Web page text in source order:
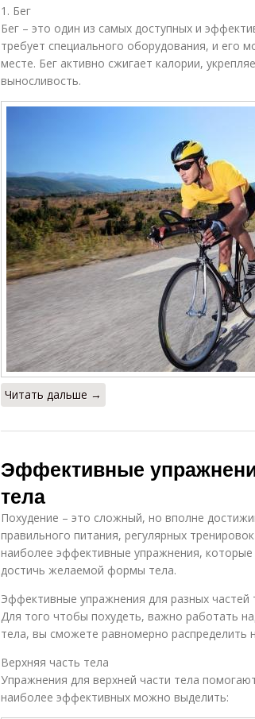
Четвертое
Силовые
упражнения
Упражнения для
Рекомендации
Упражнения
против галифе
Похудения в
бедрах
Упражнения для
молодых
Упражнения на
зарядке
Нагрузки при
упражнениях
Специальные
упражнения
1. Бег
Бег – это один из самых доступных и
требует специального оборудования, и
месте. Бег активно сжигает калории,
выносливость.
Читать дальше →
Эффективные
тела
Похудение – это сложный, но вполне
правильного питания, регулярных
наиболее эффективные упражнения,
достичь желаемой формы тела.
Эффективные упражнения для разных частей
Для того чтобы похудеть, важно работать
тела, вы сможете равномерно распределить
Верхняя часть тела
Упражнения для верхней части тела
наиболее эффективных можно выделить: